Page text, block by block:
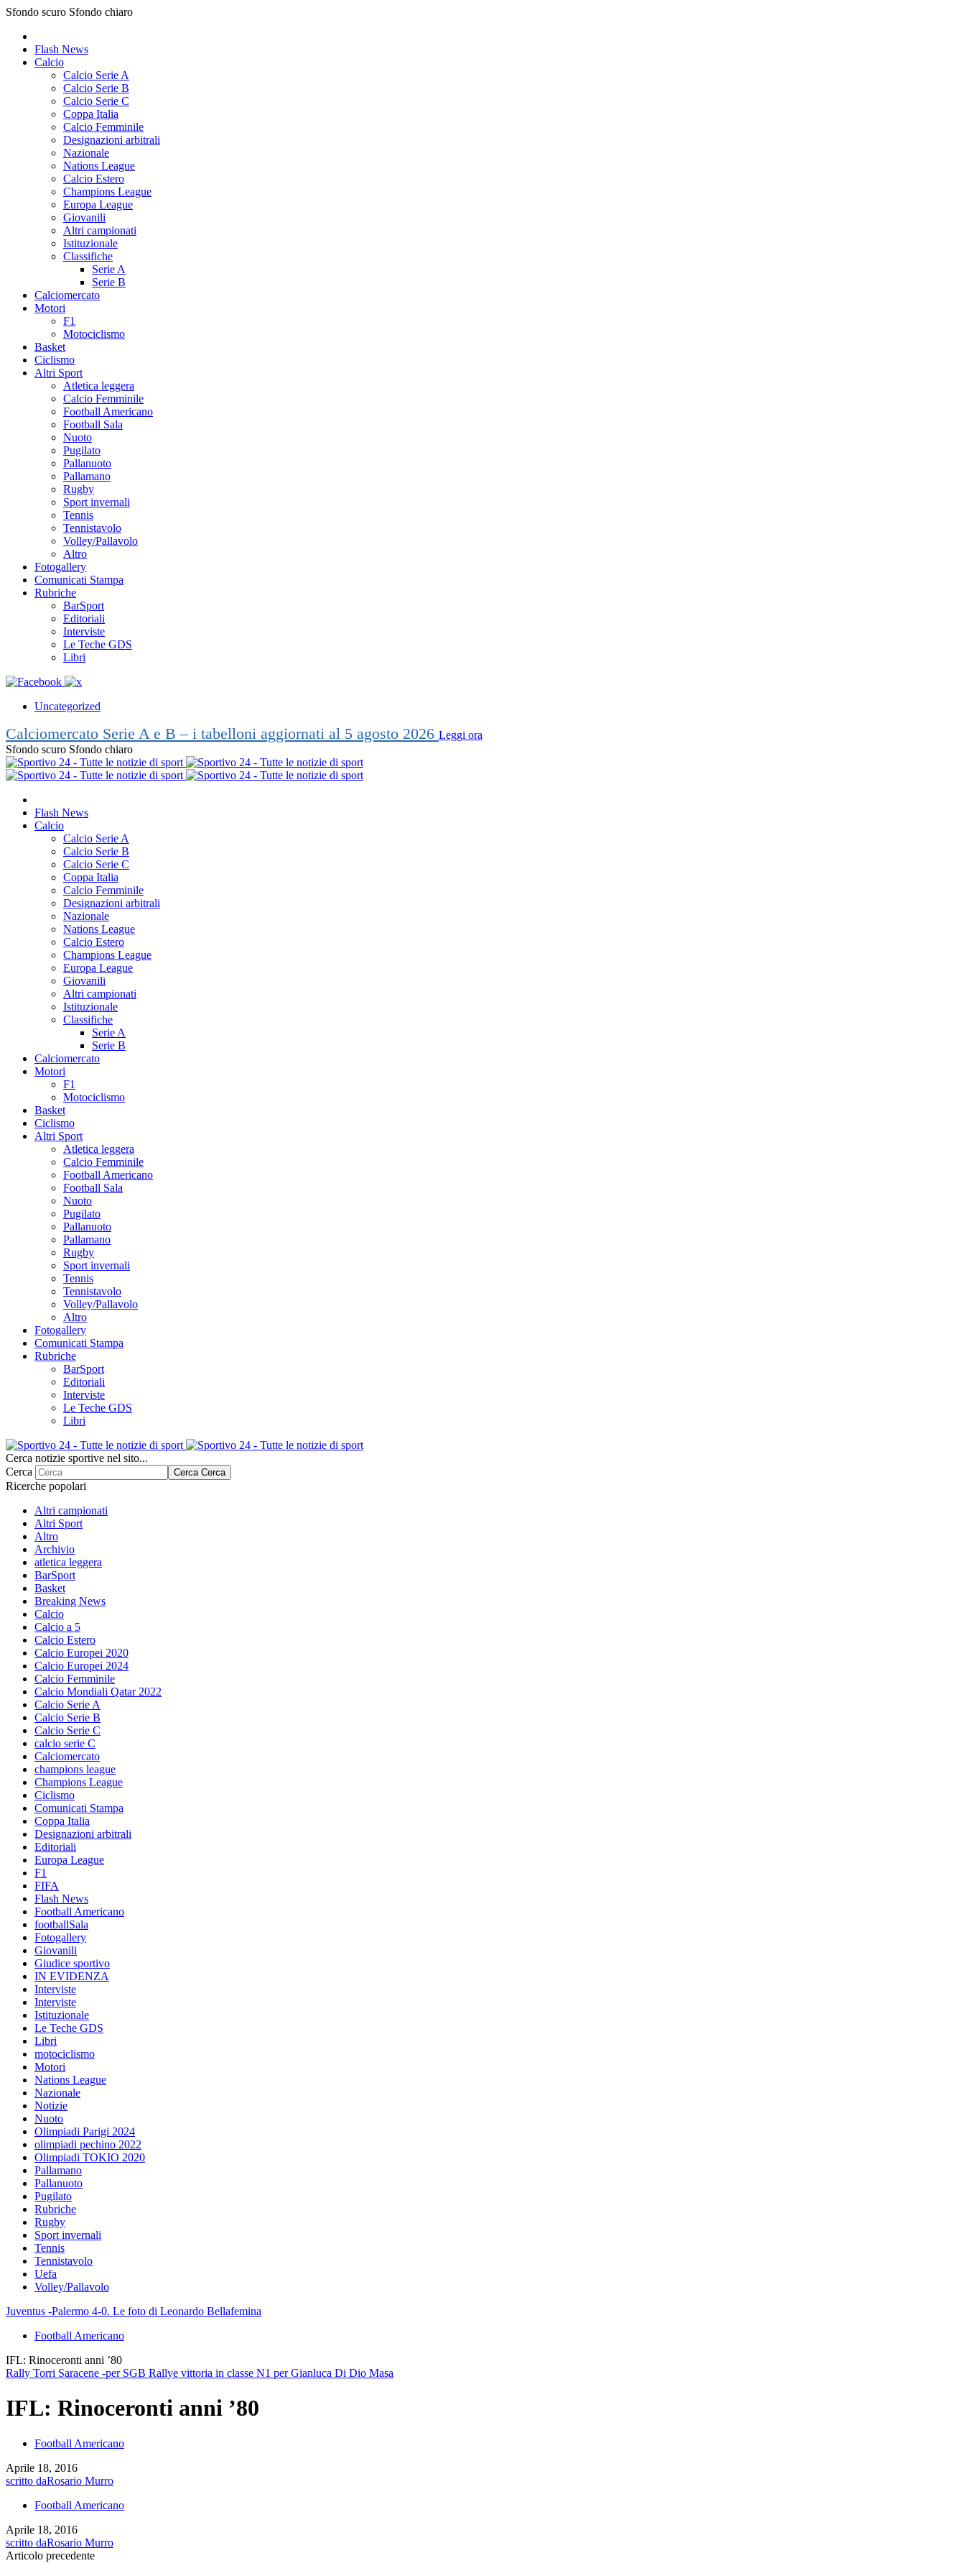
Sfondo scuro Sfondo chiaro
Flash News
Calcio
Calcio Serie A
Calcio Serie B
Calcio Serie C
Coppa Italia
Calcio Femminile
Designazioni arbitrali
Nazionale
Nations League
Calcio Estero
Champions League
Europa League
Giovanili
Altri campionati
Istituzionale
Classifiche
Serie A
Serie B
Calciomercato
Motori
F1
Motociclismo
Basket
Ciclismo
Altri Sport
Atletica leggera
Calcio Femminile
Football Americano
Football Sala
Nuoto
Pugilato
Pallanuoto
Pallamano
Rugby
Sport invernali
Tennis
Tennistavolo
Volley/Pallavolo
Altro
Fotogallery
Comunicati Stampa
Rubriche
BarSport
Editoriali
Interviste
Le Teche GDS
Libri
Uncategorized
Calciomercato Serie A e B – i tabelloni aggiornati al 5 agosto 2026 Leggi ora
Sfondo scuro Sfondo chiaro
Flash News
Calcio
Calcio Serie A
Calcio Serie B
Calcio Serie C
Coppa Italia
Calcio Femminile
Designazioni arbitrali
Nazionale
Nations League
Calcio Estero
Champions League
Europa League
Giovanili
Altri campionati
Istituzionale
Classifiche
Serie A
Serie B
Calciomercato
Motori
F1
Motociclismo
Basket
Ciclismo
Altri Sport
Atletica leggera
Calcio Femminile
Football Americano
Football Sala
Nuoto
Pugilato
Pallanuoto
Pallamano
Rugby
Sport invernali
Tennis
Tennistavolo
Volley/Pallavolo
Altro
Fotogallery
Comunicati Stampa
Rubriche
BarSport
Editoriali
Interviste
Le Teche GDS
Libri
Cerca notizie sportive nel sito...
Cerca
Cerca Cerca
Ricerche popolari
Altri campionati
Altri Sport
Altro
Archivio
atletica leggera
BarSport
Basket
Breaking News
Calcio
Calcio a 5
Calcio Estero
Calcio Europei 2020
Calcio Europei 2024
Calcio Femminile
Calcio Mondiali Qatar 2022
Calcio Serie A
Calcio Serie B
Calcio Serie C
calcio serie C
Calciomercato
champions league
Champions League
Ciclismo
Comunicati Stampa
Coppa Italia
Designazioni arbitrali
Editoriali
Europa League
F1
FIFA
Flash News
Football Americano
footballSala
Fotogallery
Giovanili
Giudice sportivo
IN EVIDENZA
Interviste
Interviste
Istituzionale
Le Teche GDS
Libri
motociclismo
Motori
Nations League
Nazionale
Notizie
Nuoto
Olimpiadi Parigi 2024
olimpiadi pechino 2022
Olimpiadi TOKIO 2020
Pallamano
Pallanuoto
Pugilato
Rubriche
Rugby
Sport invernali
Tennis
Tennistavolo
Uefa
Volley/Pallavolo
Juventus -Palermo 4-0. Le foto di Leonardo Bellafemina
Football Americano
IFL: Rinoceronti anni ’80
Rally Torri Saracene -per SGB Rallye vittoria in classe N1 per Gianluca Di Dio Masa
IFL: Rinoceronti anni ’80
Football Americano
Aprile 18, 2016
scritto daRosario Murro
Football Americano
Aprile 18, 2016
scritto daRosario Murro
Articolo precedente